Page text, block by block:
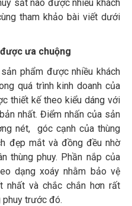
sắt nào được nhiều khách
tham khảo bài viết dưới
ưa chuộng
phẩm được nhiều khách
quá trình kinh doanh của
thiết kế theo kiểu dáng với
nhất. Điểm nhấn của sản
nét, góc cạnh của thùng
đẹp mắt và đồng đều nhờ
thùng phuy. Phần nắp của
dạng xoáy nhằm bảo vệ
và chắc chắn hơn rất
phuy trước đó.